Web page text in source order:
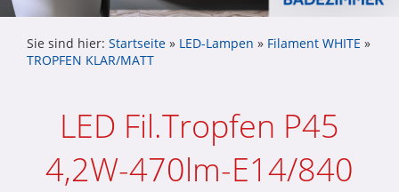
Sie sind hier: Startseite » LED-Lampen » Filament WHITE »
TROPFEN KLAR/MATT
LED Fil.Tropfen P45
4,2W-470lm-E14/840